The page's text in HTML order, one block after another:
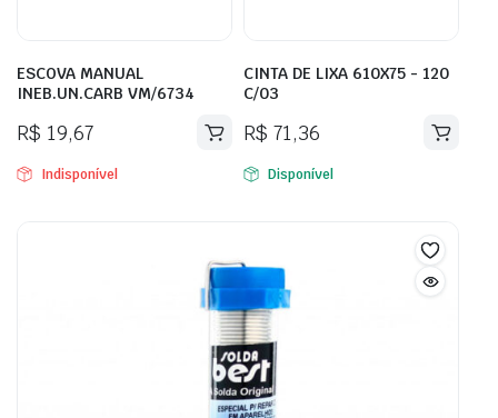
ESCOVA MANUAL
INEB.UN.CARB VM/6734
R$ 19,67
Indisponível
CINTA DE LIXA 610X75 - 120
C/03
R$ 71,36
Disponível